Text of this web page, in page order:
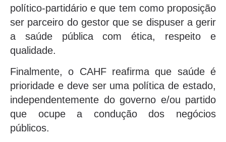
político-partidário e que tem como proposição
ser parceiro do gestor que se dispuser a gerir
a saúde pública com ética, respeito e
qualidade.
Finalmente, o CAHF reafirma que saúde é
prioridade e deve ser uma política de estado,
independentemente do governo e/ou partido
que ocupe a condução dos negócios
públicos.